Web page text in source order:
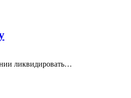
ликвидировать…